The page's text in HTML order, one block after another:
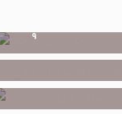
สดงคอนเสิร์
ผลงานการก
องแรกของ